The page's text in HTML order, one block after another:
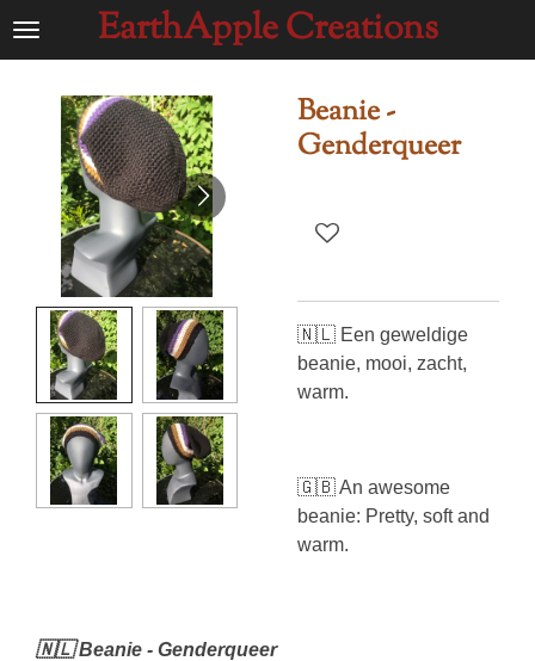
Ga
hoofdinhoud
EarthApple Creations
Beanie -
Genderqueer
🇳🇱 Een geweldige
beanie, mooi, zacht,
warm.
🇬🇧 An awesome
beanie: Pretty, soft and
warm.
🇳🇱 Beanie - Genderqueer